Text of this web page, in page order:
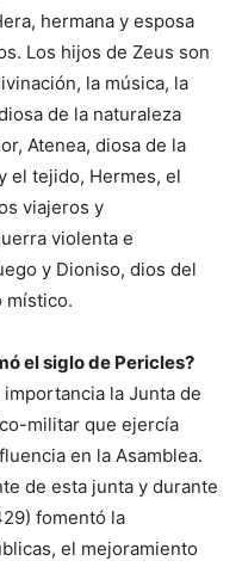
hermana y esposa
Los hijos de Zeus son
la música, la
de la naturaleza
Atenea, diosa de la
el tejido, Hermes, el
viajeros y
violenta e
y Dioniso, dios del
místico.
el siglo de Pericles?
la Junta de
militar que ejercía
en la Asamblea.
de esta junta y durante
fomentó la
el mejoramiento